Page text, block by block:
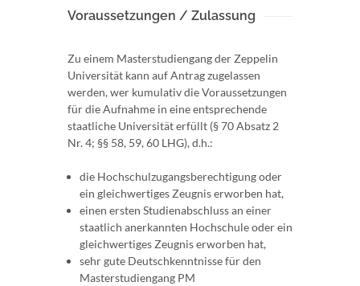
Voraussetzungen / Zulassung
Zu einem Masterstudiengang der Zeppelin
Universität kann auf Antrag zugelassen
werden, wer kumulativ die Voraussetzungen
für die Aufnahme in eine entsprechende
staatliche Universität erfüllt (§ 70 Absatz 2
Nr. 4; §§ 58, 59, 60 LHG), d.h.:
die Hochschulzugangsberechtigung oder
ein gleichwertiges Zeugnis erworben hat,
einen ersten Studienabschluss an einer
staatlich anerkannten Hochschule oder ein
gleichwertiges Zeugnis erworben hat,
sehr gute Deutschkenntnisse für den
Masterstudiengang PM